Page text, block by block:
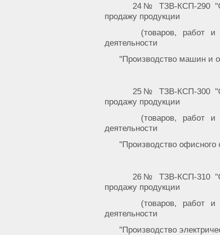
24№ ТЗВ-КСП-290
продажу продукции
(товаров, работ
деятельности
"Производство машин и
25№ ТЗВ-КСП-300
продажу продукции
(товаров, работ
деятельности
"Производство офисного
26№ ТЗВ-КСП-310
продажу продукции
(товаров, работ
деятельности
"Производство